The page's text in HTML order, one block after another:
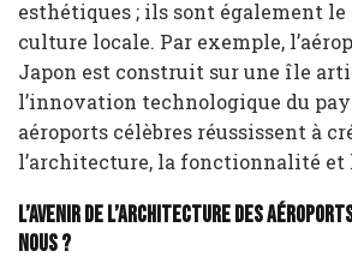
esthétiques ; ils sont également
culture locale. Par exemple,
Japon est construit sur une île
l’innovation technologique du
aéroports célèbres réussissent à
l’architecture, la fonctionnalité et
L’avenir de l’architecture des
nous ?